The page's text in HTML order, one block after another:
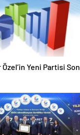
Yeni Partisi Son